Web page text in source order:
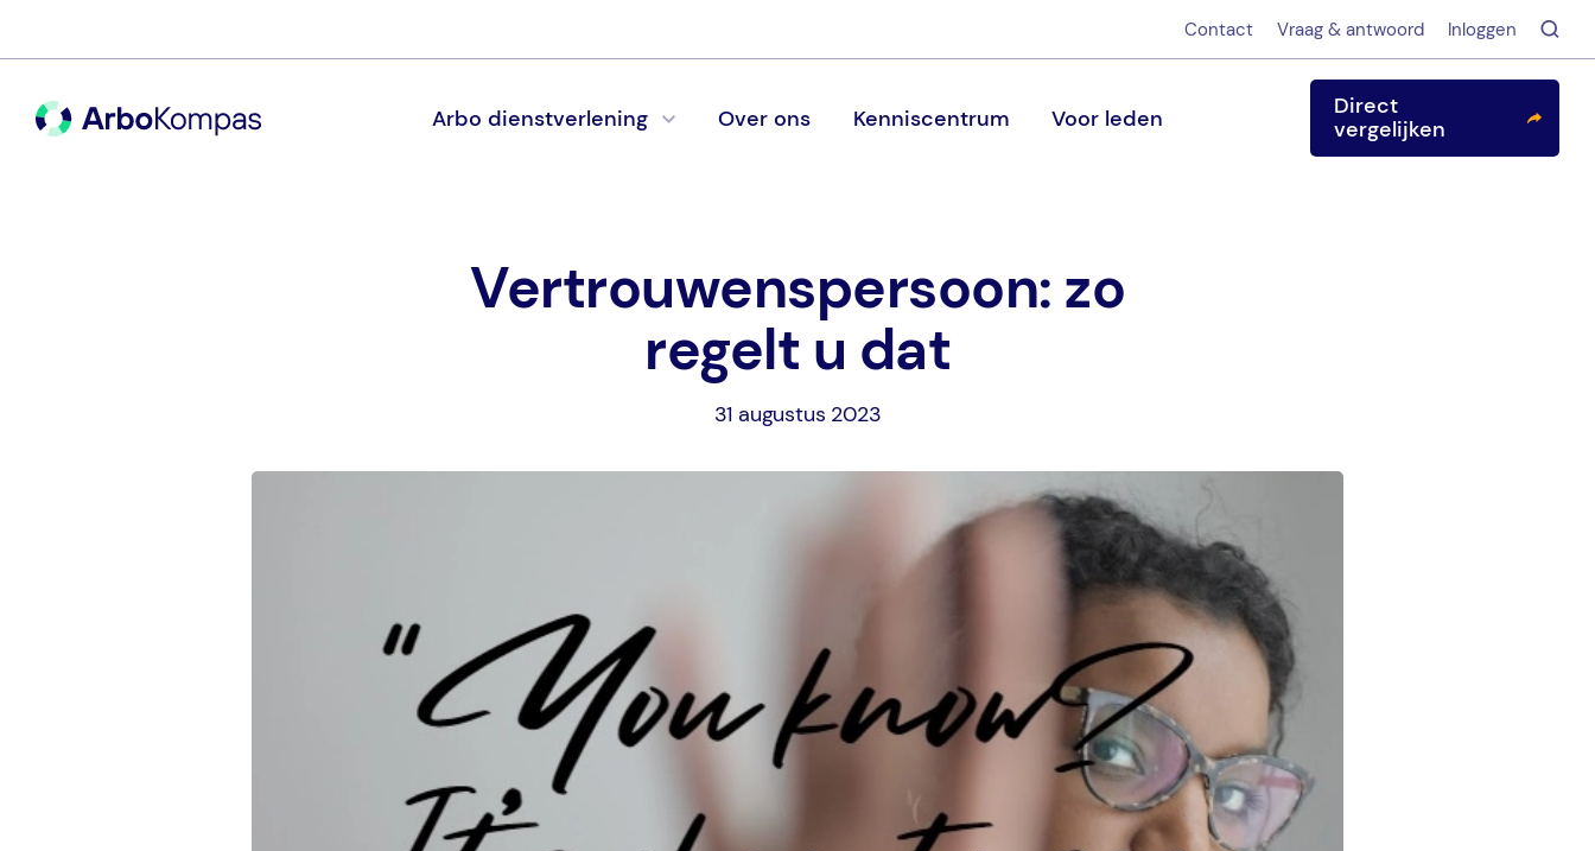
Contact Vraag & antwoord Inloggen
Arbo dienstverlening Over ons Kenniscentrum Voor leden
Direct
vergelijken
Vertrouwenspersoon: zo
regelt u dat
31 augustus 2023